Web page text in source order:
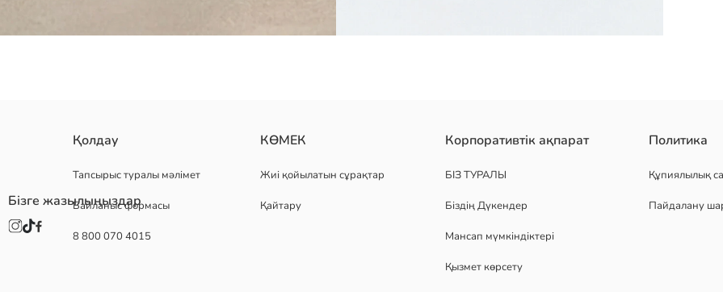
жыныс:
Үлгі:
Қолдау
Тапсырыс туралы мәлімет
Байланыс формасы
8 800 070 4015
КӨМЕК
Жиі қойылатын сұрақтар
Қайтару
Корпоративтік ақпарат
БІЗ ТУРАЛЫ
Біздің Дүкендер
Мансап мүмкіндіктері
Қызмет көрсету
Политика
Құпиялылық
Пайдалану
Бізге жазылыңыздар